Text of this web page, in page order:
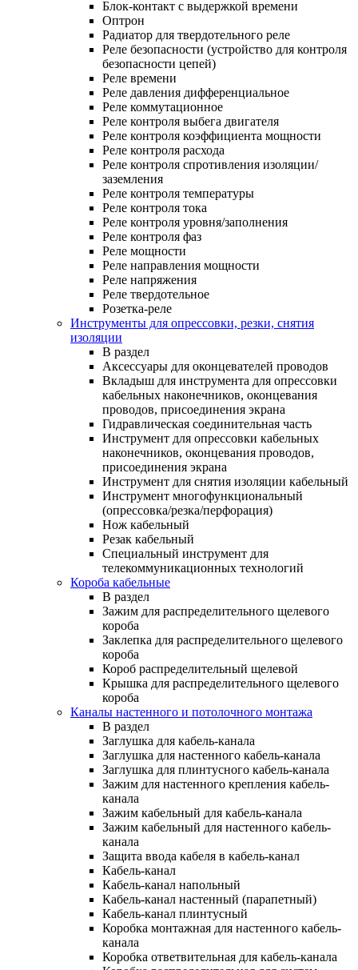
Блок-контакт с выдержкой времени
Оптрон
Радиатор для твердотельного реле
Реле безопасности (устройство для контроля
безопасности цепей)
Реле времени
Реле давления дифференциальное
Реле коммутационное
Реле контроля выбега двигателя
Реле контроля коэффициента мощности
Реле контроля расхода
Реле контроля спротивления изоляции/
заземления
Реле контроля температуры
Реле контроля тока
Реле контроля уровня/заполнения
Реле контроля фаз
Реле мощности
Реле направления мощности
Реле напряжения
Реле твердотельное
Розетка-реле
Инструменты для опрессовки, резки, снятия
изоляции
В раздел
Аксессуары для оконцевателей проводов
Вкладыш для инструмента для опрессовки
кабельных наконечников, оконцевания
проводов, присоединения экрана
Гидравлическая соединительная часть
Инструмент для опрессовки кабельных
наконечников, оконцевания проводов,
присоединения экрана
Инструмент для снятия изоляции кабельный
Инструмент многофункциональный
(опрессовка/резка/перфорация)
Нож кабельный
Резак кабельный
Специальный инструмент для
телекоммуникационных технологий
Короба кабельные
В раздел
Зажим для распределительного щелевого
короба
Заклепка для распределительного щелевого
короба
Короб распределительный щелевой
Крышка для распределительного щелевого
короба
Каналы настенного и потолочного монтажа
В раздел
Заглушка для кабель-канала
Заглушка для настенного кабель-канала
Заглушка для плинтусного кабель-канала
Зажим для настенного крепления кабель-
канала
Зажим кабельный для кабель-канала
Зажим кабельный для настенного кабель-
канала
Защита ввода кабеля в кабель-канал
Кабель-канал
Кабель-канал напольный
Кабель-канал настенный (парапетный)
Кабель-канал плинтусный
Коробка монтажная для настенного кабель-
канала
Коробка ответвительная для кабель-канала